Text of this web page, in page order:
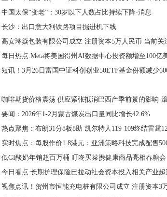
中国太保“变老”：30岁以下人数占比持续下降-消息
长沙：出口意大利铁路项目掘进机下线
高安琳焱包装有限公司成立 注册资本5万人民币 当前关
每日热点:Meta将美国得州AI数据中心投资额增至100亿
短讯！3月26日富国中证科创创业50ETF基金份额减少
咖啡期货价格震荡 供应紧张抵消巴西产季前景的影响-
要闻：2026年1-2月蒙古煤炭出口量同比增长42.6%
热点聚焦：布朗31分8板8助 凯尔特人119-109终结雷霆
实时焦点：每股作价1.8港元：亚洲策略科技完成配售
低GI酸奶年销超百万桶 叮咚买菜携健康商品亮相春糖会
今日看点:长期护理保险已拉动社会资本投入相关产业超
视焦点讯！贺州市恒能充电桩有限公司成立 注册资本3